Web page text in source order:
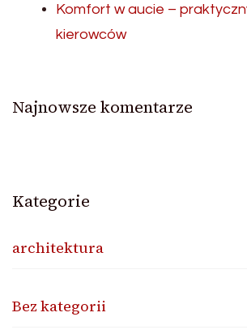
Komfort w aucie –
kierowców
Najnowsze komentarze
Kategorie
architektura
Bez kategorii